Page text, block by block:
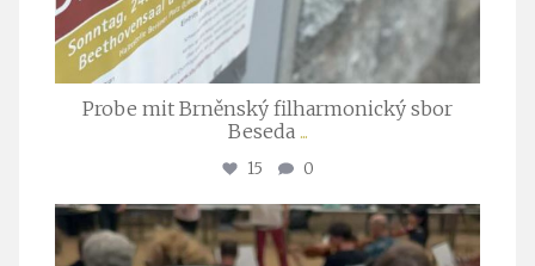
Probe mit Brněnský filharmonický sbor
Beseda ...
15 0
stuttgarter_oratorienchor
Juli 23